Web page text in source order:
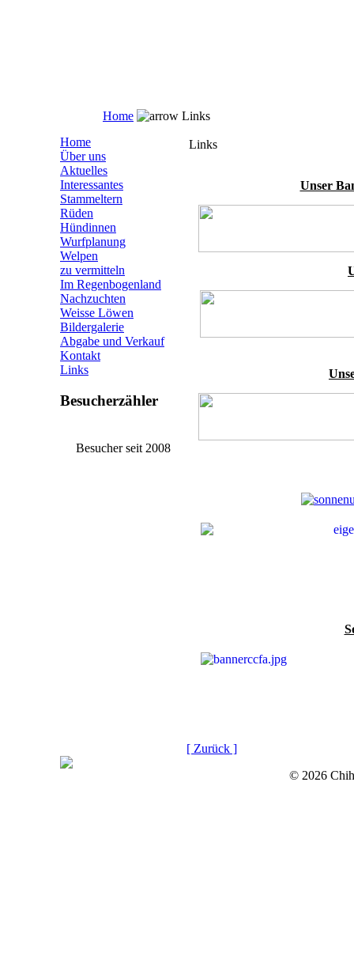
Home
Links
Home
Über uns
Aktuelles
Interessantes
Stammeltern
Rüden
Hündinnen
Wurfplanung
Welpen
zu vermitteln
Im Regenbogenland
Nachzuchten
Weisse Löwen
Bildergalerie
Abgabe und Verkauf
Kontakt
Links
Besucherzähler
Besucher seit 2008
Links
Unser
[ Zurück ]
© 2026